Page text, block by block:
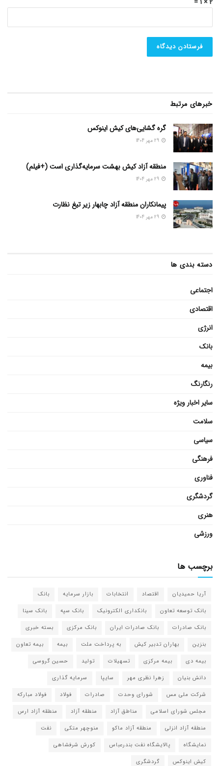
2 × 1 =
خبرهای مرتبط
گره گشایی‌های کیش اینوکس
منطقه آزاد کیش بهشت سرمایه‌گذاری است (+فیلم)
پیمانکاران منطقه آزاد چابهار زیر تیغ نظارت
دسته بندی ها
اجتماعی
اقتصادی
انرژی
بانک
بیمه
رنگارنگ
سایر اخبار ویژه
سلامت
سیاسی
فرهنگی
فناوری
گردشگری
هنری
ورزشی
برچسب ها
آریا حمیدیان اقتصاد انتخابات بازار سرمایه
بانک
بانک توسعه تعاون
بانکداری الکترونیک بانک سپه
بانک سینا
بانک صادرات
بانک صادرات ایران بانک مرکزی
بسته خبری
بنزین
بهاران تدبیر کیش به پرداخت ملت بیمه
بیمه تعاون
بیمه دی
بیمه مرکزی تسهیلات تولید
حسین گروسی
دانش بنیان
زهرا نظری مهر سایپا
سرمایه گذاری
شرکت ملی مس
شورای وحدت صادرات فولاد
فولاد مبارکه
مجلس شورای اسلامی
مناطق آزاد منطقه آزاد
منطقه آزاد ارس
منطقه آزاد انزلی
منطقه آزاد ماکو منوچهر متکی
نفت
نمایشگاه
پالایشگاه نفت بندرعباس
کورش شرفشاهی
کیش اینوکس
گردشگری